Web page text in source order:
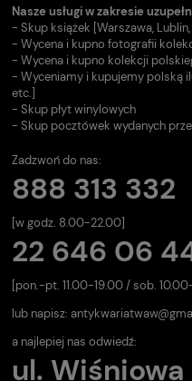
Nasze usługi w zakresie
- Skup książek [Warszawa,
- Wycena i kupno fotografii
- Wycena i kupno kolekcji
- Wyceniamy i kupujemy polską
etc.]
- Skup płyt winylowych
- Skup pocztówek wydanych
Zadzwoń do nas:
888 313 332
[w godz. 8.00-22.00]
22 646 06
[pon.-pt. 11.00-19.00 / sob.
lub napisz:
a najlepiej nas odwiedź:
ul. Wiśniowa